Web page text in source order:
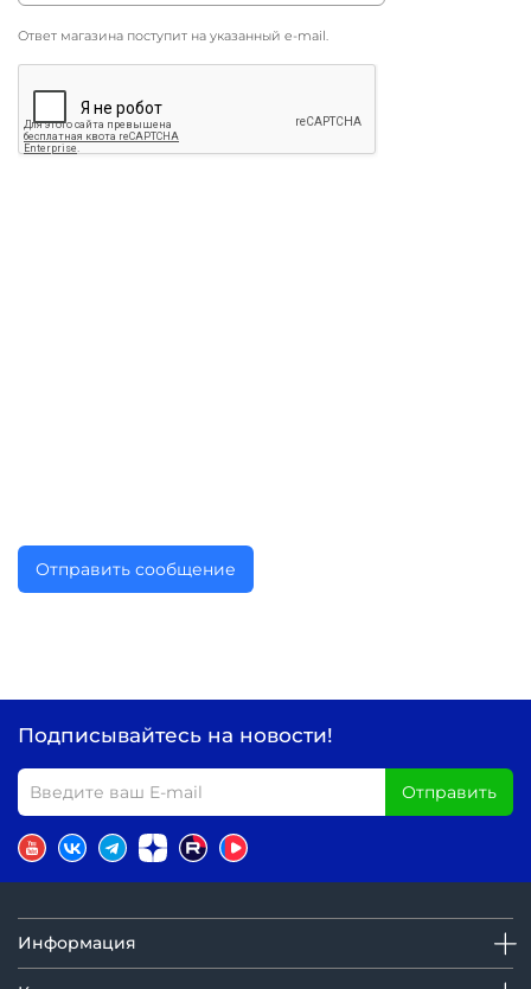
Ответ магазина поступит на указанный e-mail.
Отправить сообщение
Подписывайтесь на новости!
Отправить
Информация